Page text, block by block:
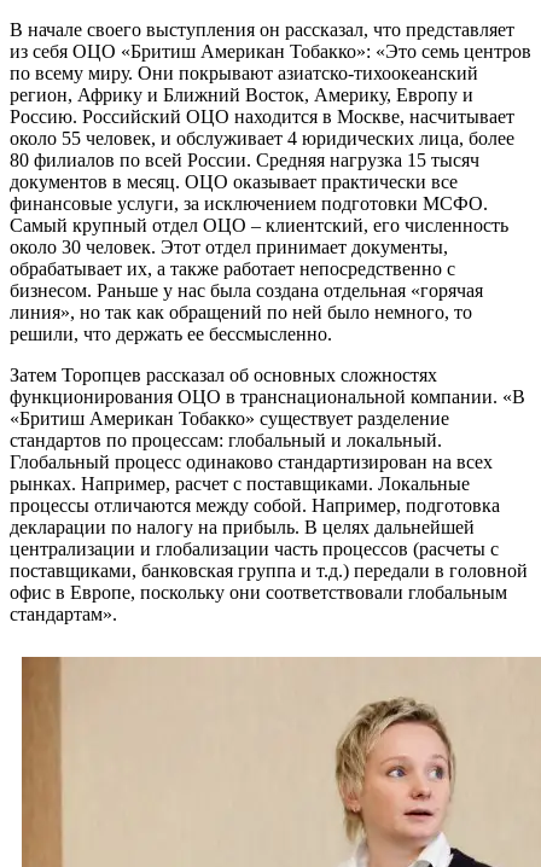
В начале своего выступления он рассказал, что представляет
из себя ОЦО «Бритиш Американ Тобакко»: «Это семь центров
по всему миру. Они покрывают азиатско-тихоокеанский
регион, Африку и Ближний Восток, Америку, Европу и
Россию. Российский ОЦО находится в Москве, насчитывает
около 55 человек, и обслуживает 4 юридических лица, более
80 филиалов по всей России. Средняя нагрузка 15 тысяч
документов в месяц. ОЦО оказывает практически все
финансовые услуги, за исключением подготовки МСФО.
Самый крупный отдел ОЦО – клиентский, его численность
около 30 человек. Этот отдел принимает документы,
обрабатывает их, а также работает непосредственно с
бизнесом. Раньше у нас была создана отдельная «горячая
линия», но так как обращений по ней было немного, то
решили, что держать ее бессмысленно.
Затем Торопцев рассказал об основных сложностях
функционирования ОЦО в транснациональной компании. «В
«Бритиш Американ Тобакко» существует разделение
стандартов по процессам: глобальный и локальный.
Глобальный процесс одинаково стандартизирован на всех
рынках. Например, расчет с поставщиками. Локальные
процессы отличаются между собой. Например, подготовка
декларации по налогу на прибыль. В целях дальнейшей
централизации и глобализации часть процессов (расчеты с
поставщиками, банковская группа и т.д.) передали в головной
офис в Европе, поскольку они соответствовали глобальным
стандартам».